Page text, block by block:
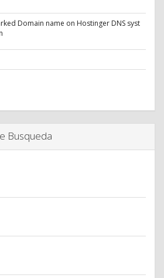
Domain name on Hostinger DNS syst
Busqueda